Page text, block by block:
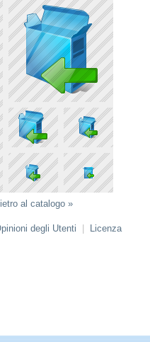
al catalogo »
degli Utenti Licenza